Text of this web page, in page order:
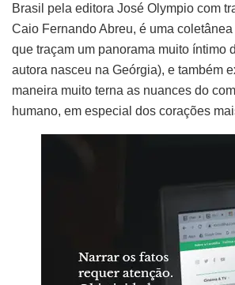
Brasil pela editora José Olympio com
Caio Fernando Abreu, é uma
que traçam um panorama muito íntimo
autora nasceu na Geórgia), e também
maneira muito terna as nuances do
humano, em especial dos corações